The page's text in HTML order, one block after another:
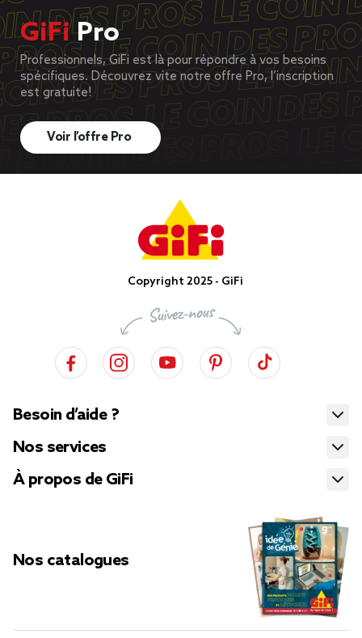
GiFiPro
Professionnels, GiFi est là pour répondre à vos besoins
spécifiques. Découvrez vite notre offre Pro, l’inscription
est gratuite!
Voir l’offre Pro
Copyright 2025 - GiFi
Besoin d’aide ?
Nos services
À propos de GiFi
Nos catalogues